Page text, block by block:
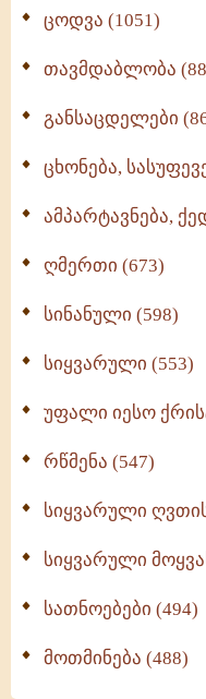
ცოდვა (1051)
თავმდაბლობა
განსაცდელები
ცხონება,
ამპარტავნება,
ღმერთი (673)
სინანული (598)
სიყვარული (553)
უფალი იესო
რწმენა (547)
სიყვარული
სიყვარული
სათნოებები (494)
მოთმინება (488)